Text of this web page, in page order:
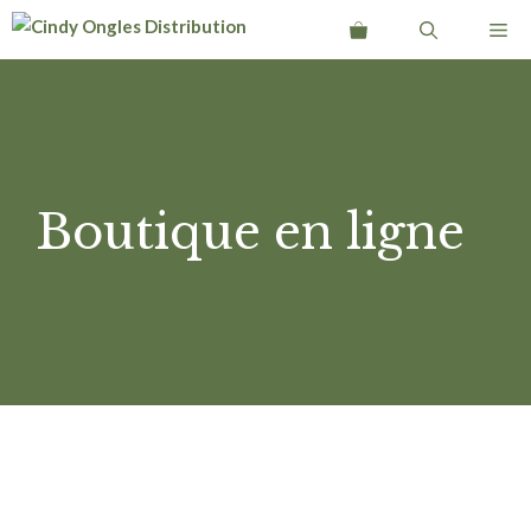
Aller
Boutique en ligne